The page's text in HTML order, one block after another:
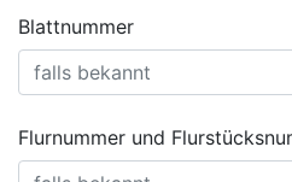
Blattnummer
Flurnummer und